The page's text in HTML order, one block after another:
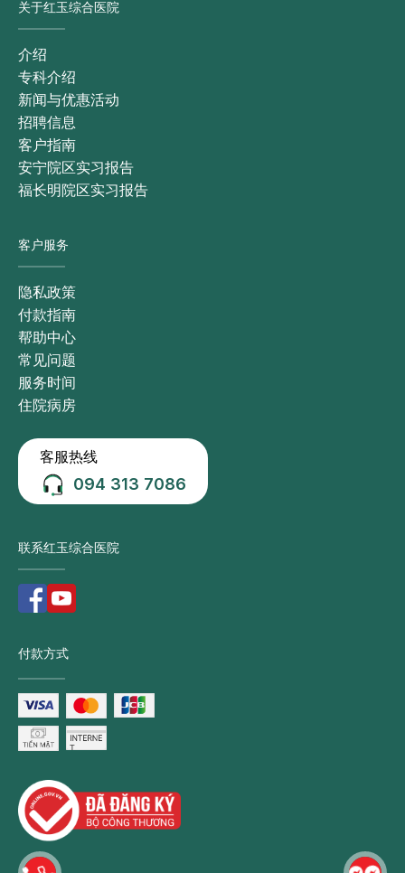
关于红玉综合医院
介绍
专科介绍
新闻与优惠活动
招聘信息
客户指南
安宁院区实习报告
福长明院区实习报告
客户服务
隐私政策
付款指南
帮助中心
常见问题
服务时间
住院病房
客服热线
094 313 7086
联系红玉综合医院
付款方式